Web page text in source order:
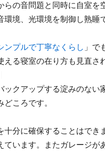
らの音問題と同時に自室を
環境、光環境を制御し熟睡
ンプルで丁寧なくらし 」で
る寝室の在り方も見直さ
ックアップする淀みのない
ころです。
十分に確保することはでき
ています。またガレージが